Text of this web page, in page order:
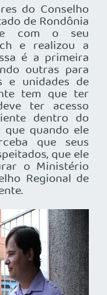
do Conselho
de Rondônia
com o seu
e realizou a
é a primeira
outras para
e unidades de
tem que ter
ter acesso
dentro do
que quando ele
que seus
que ele
o Ministério
Regional de